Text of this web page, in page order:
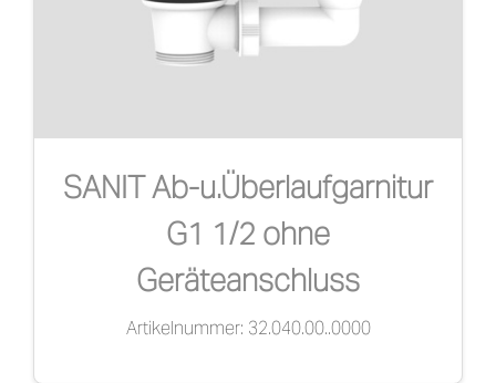
SANIT Ab-u.Überlaufgarnitur
G1 1/2 ohne
Geräteanschluss
Artikelnummer: 32.040.00..0000